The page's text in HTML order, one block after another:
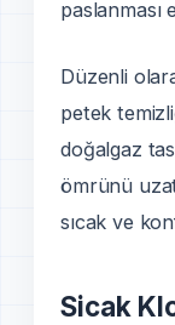
paslanması
Düzenli
petek
doğalgaz
ömrünü
sıcak ve
Sicak